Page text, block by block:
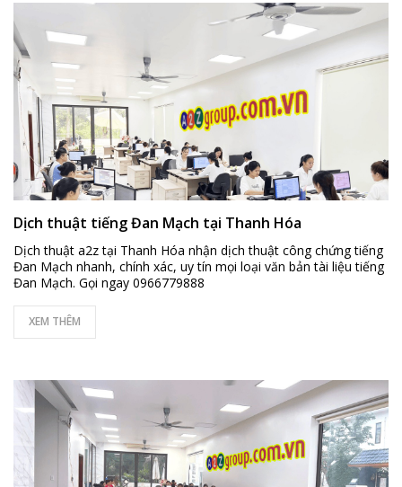
Dịch thuật tiếng Đan Mạch tại Thanh Hóa
Dịch thuật a2z tại Thanh Hóa nhận dịch thuật công chứng tiếng
Đan Mạch nhanh, chính xác, uy tín mọi loại văn bản tài liệu tiếng
Đan Mạch. Gọi ngay 0966779888
XEM THÊM